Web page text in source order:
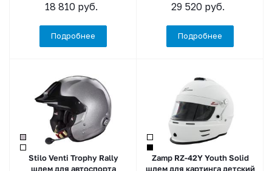
18 810руб.
Подробнее
29 520 руб.
Подробнее
Stilo Venti Trophy Rally
шлем для автоспорта
Zamp RZ-42Y Youth Solid
шлем для картинга детский